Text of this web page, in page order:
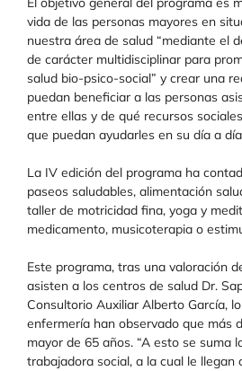
vida de las personas mayores en
nuestra área de salud “mediante el
de carácter multidisciplinar para
salud bio-psico-social” y crear una
puedan beneficiar a las personas
entre ellas y de qué recursos
que puedan ayudarles en su día a
La IV edición del programa ha
paseos saludables, alimentación
taller de motricidad fina, yoga y
medicamento, musicoterapia o
Este programa, tras una valoración
asisten a los centros de salud Dr.
Consultorio Auxiliar Alberto García,
enfermería han observado que más
mayor de 65 años. “A esto se suma
trabajadora social, a la cual le llegan